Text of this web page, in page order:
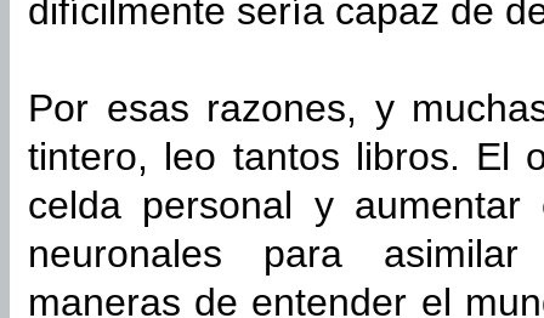
difícilmente sería capaz de
Por esas razones, y
tintero, leo tantos libros. El
celda personal y
neuronales para
maneras de entender el